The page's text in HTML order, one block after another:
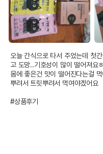
오늘 간식으로 타서 주었는데 첫
고 도망..기호성이 많이 떨어져요ㅎ
몸에 좋은건 맛이 떨어진다는걸
뿌려서 트릿뿌려서 먹여야겠어요
#상품후기